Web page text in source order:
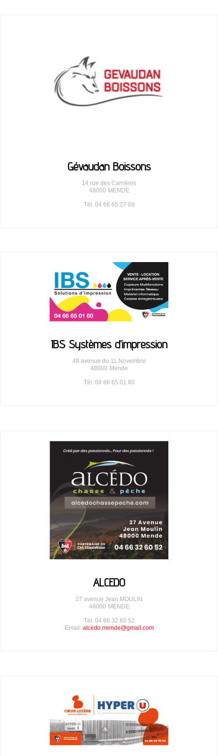
Gévaudan Boissons
14 rue des Carrières
48000 MENDE
Tél. 04 66 65 27 09
IBS Systèmes d’impression
48 avenue du 11 Novembre
48000 Mende
Tél. 04 66 65 01 60
ALCEDO
27 avenue Jean MOULIN
48000 MENDE
Tél. 04 66 32 60 52
Email. alcedo.mende@gmail.com